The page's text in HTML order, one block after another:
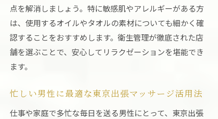
点を解消しましょう。特に敏感肌やアレルギーがある方
は、使用するオイルやタオルの素材についても細かく確
認することをおすすめします。衛生管理が徹底された店
舗を選ぶことで、安心してリラクゼーションを堪能でき
ます。
忙しい男性に最適な東京出張マッサージ活用法
仕事や家庭で多忙な毎日を送る男性にとって、東京出張